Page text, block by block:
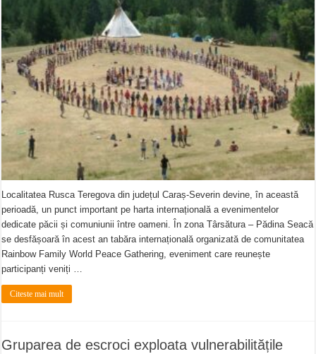
Localitatea Rusca Teregova din județul Caraș-Severin devine, în această
perioadă, un punct important pe harta internațională a evenimentelor
dedicate păcii și comuniunii între oameni. În zona Târsătura – Pădina Seacă
se desfășoară în acest an tabăra internațională organizată de comunitatea
Rainbow Family World Peace Gathering, eveniment care reunește
participanți veniți …
Citeste mai mult
Gruparea de escroci exploata vulnerabilitățile